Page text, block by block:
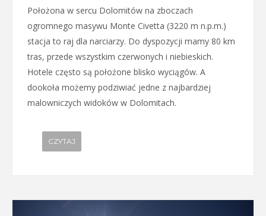
Położona w sercu Dolomitów na zboczach
ogromnego masywu Monte Civetta (3220 m n.p.m.)
stacja to raj dla narciarzy. Do dyspozycji mamy 80 km
tras, przede wszystkim czerwonych i niebieskich.
Hotele często są położone blisko wyciągów. A
dookoła możemy podziwiać jedne z najbardziej
malowniczych widoków w Dolomitach.
CZYTAJ